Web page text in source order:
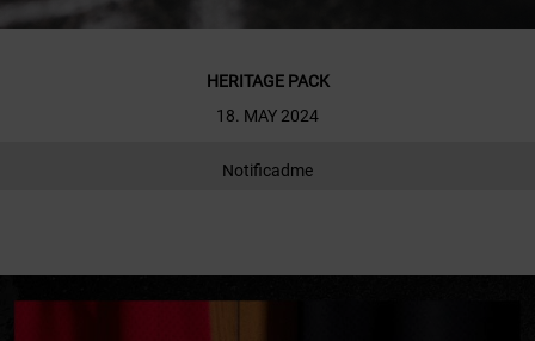
HERITAGE PACK
18. MAY 2024
Notificadme